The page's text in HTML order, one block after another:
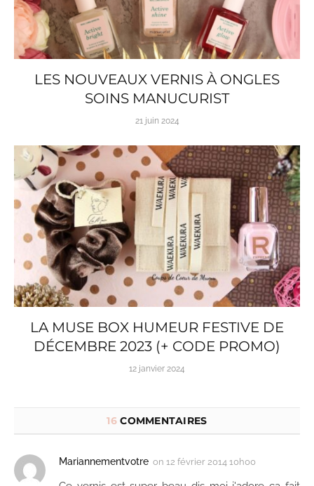
LES NOUVEAUX VERNIS À ONGLES
SOINS MANUCURIST
21 juin 2024
LA MUSE BOX HUMEUR FESTIVE DE
DÉCEMBRE 2023 (+ CODE PROMO)
12 janvier 2024
16COMMENTAIRES
Mariannementvotre on 12 février 2014 10h00